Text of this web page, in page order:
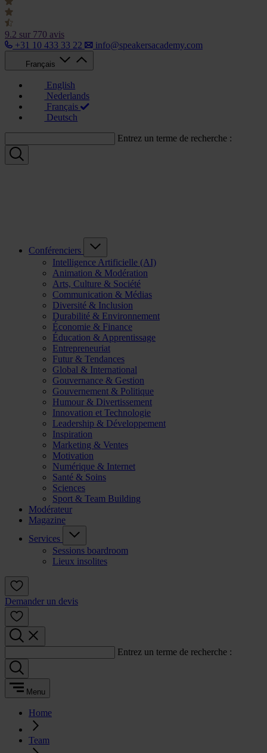
9.2 sur 770 avis
+31 10 433 33 22
info@speakersacademy.com
Français
English
Nederlands
Français
Deutsch
Entrez un terme de recherche :
Conférenciers
Intelligence Artificielle (AI)
Animation & Modération
Arts, Culture & Société
Communication & Médias
Diversité & Inclusion
Durabilité & Environnement
Économie & Finance
Éducation & Apprentissage
Entrepreneuriat
Futur & Tendances
Global & International
Gouvernance & Gestion
Gouvernement & Politique
Humour & Divertissement
Innovation et Technologie
Leadership & Développement
Inspiration
Marketing & Ventes
Motivation
Numérique & Internet
Santé & Soins
Sciences
Sport & Team Building
Modérateur
Magazine
Services
Sessions boardroom
Lieux insolites
Demander un devis
Entrez un terme de recherche :
Menu
Home
Team